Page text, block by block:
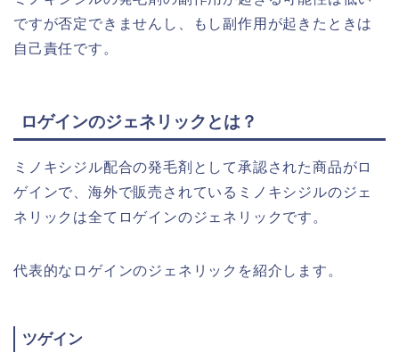
ですが否定できませんし、もし副作用が起きたときは
自己責任です。
ロゲインのジェネリックとは？
ミノキシジル配合の発毛剤として承認された商品がロ
ゲインで、海外で販売されているミノキシジルのジェ
ネリックは全てロゲインのジェネリックです。
代表的なロゲインのジェネリックを紹介します。
ツゲイン